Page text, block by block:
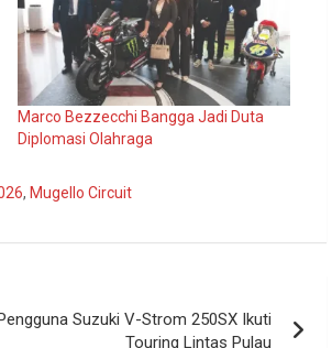
Marco Bezzecchi Bangga Jadi Duta
Diplomasi Olahraga
, Mugello Circuit
Suzuki V-Strom 250SX Ikuti
Touring Lintas Pulau